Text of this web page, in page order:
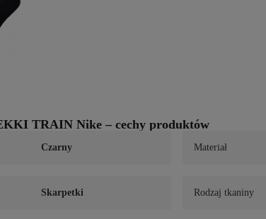
TRAIN Nike – cechy produktów
Czarny Materiał
Skarpetki Rodzaj tkaniny